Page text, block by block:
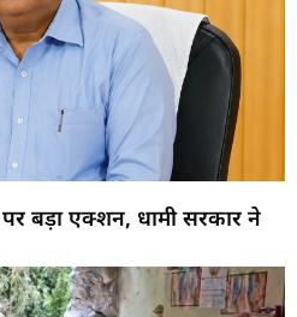
बड़ा एक्शन, धामी सरकार ने